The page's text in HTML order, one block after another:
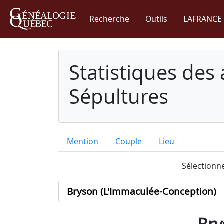
Recherche Outils
Statistiques des
Sépultures
Mention Couple Lieu